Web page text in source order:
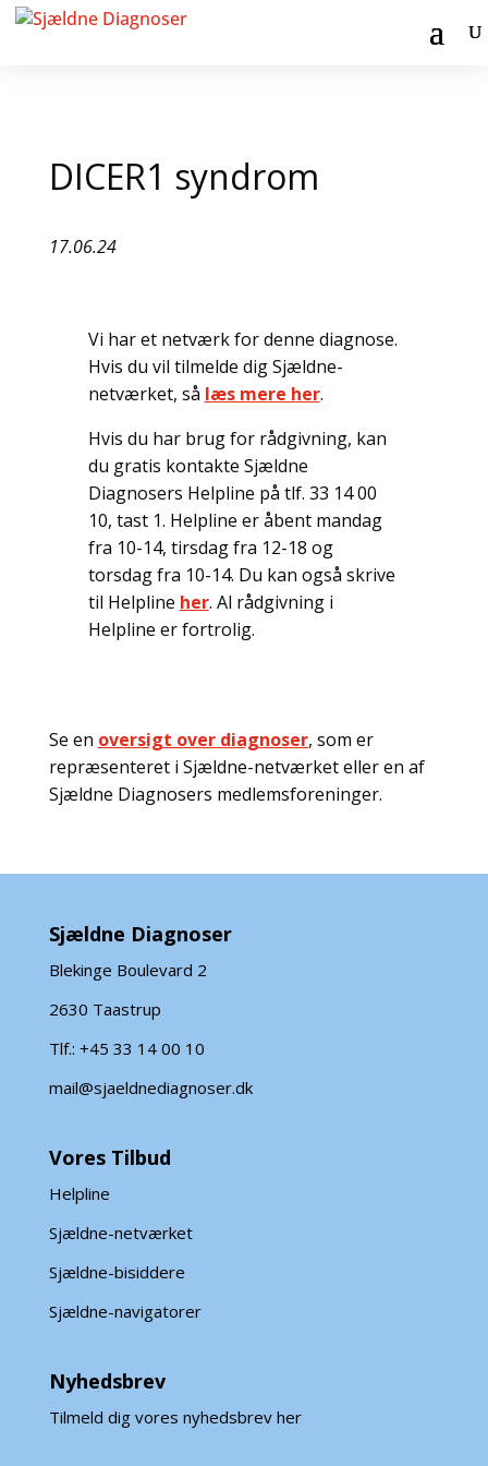
DICER1 syndrom
17.06.24
Vi har et netværk for denne diagnose.
Hvis du vil tilmelde dig Sjældne-
netværket, så læs mere her.
Hvis du har brug for rådgivning, kan
du gratis kontakte Sjældne
Diagnosers Helpline på tlf. 33 14 00
10, tast 1. Helpline er åbent mandag
fra 10-14, tirsdag fra 12-18 og
torsdag fra 10-14. Du kan også skrive
til Helpline her. Al rådgivning i
Helpline er fortrolig.
Se en oversigt over diagnoser, som er
repræsenteret i Sjældne-netværket eller en af
Sjældne Diagnosers medlemsforeninger.
Sjældne Diagnoser
Blekinge Boulevard 2
2630 Taastrup
Tlf.: +45 33 14 00 10
mail@sjaeldnediagnoser.dk
Vores Tilbud
Helpline
Sjældne-netværket
Sjældne-bisiddere
Sjældne-navigatorer
Nyhedsbrev
Tilmeld dig vores nyhedsbrev her